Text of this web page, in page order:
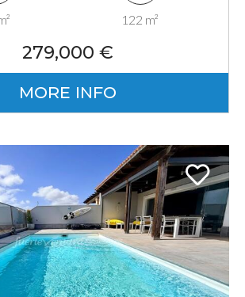
122 m²
279,000 €
MORE INFO